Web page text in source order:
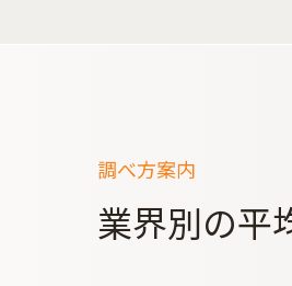
調べ方案内
業界別の平